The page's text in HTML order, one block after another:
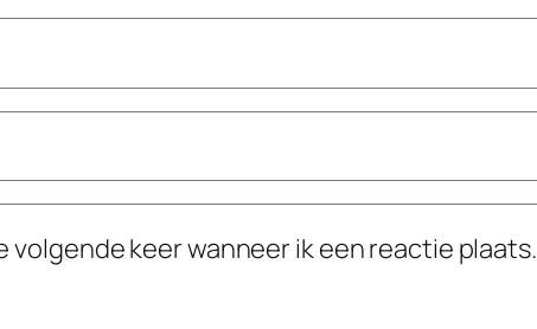
volgende keer wanneer ik een reactie plaats.